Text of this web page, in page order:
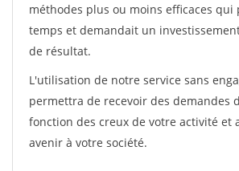
méthodes plus ou moins efficaces qui
temps et demandait un
de résultat.
L'utilisation de notre service sans
permettra de recevoir des demandes
fonction des creux de votre activité et
avenir à votre société.